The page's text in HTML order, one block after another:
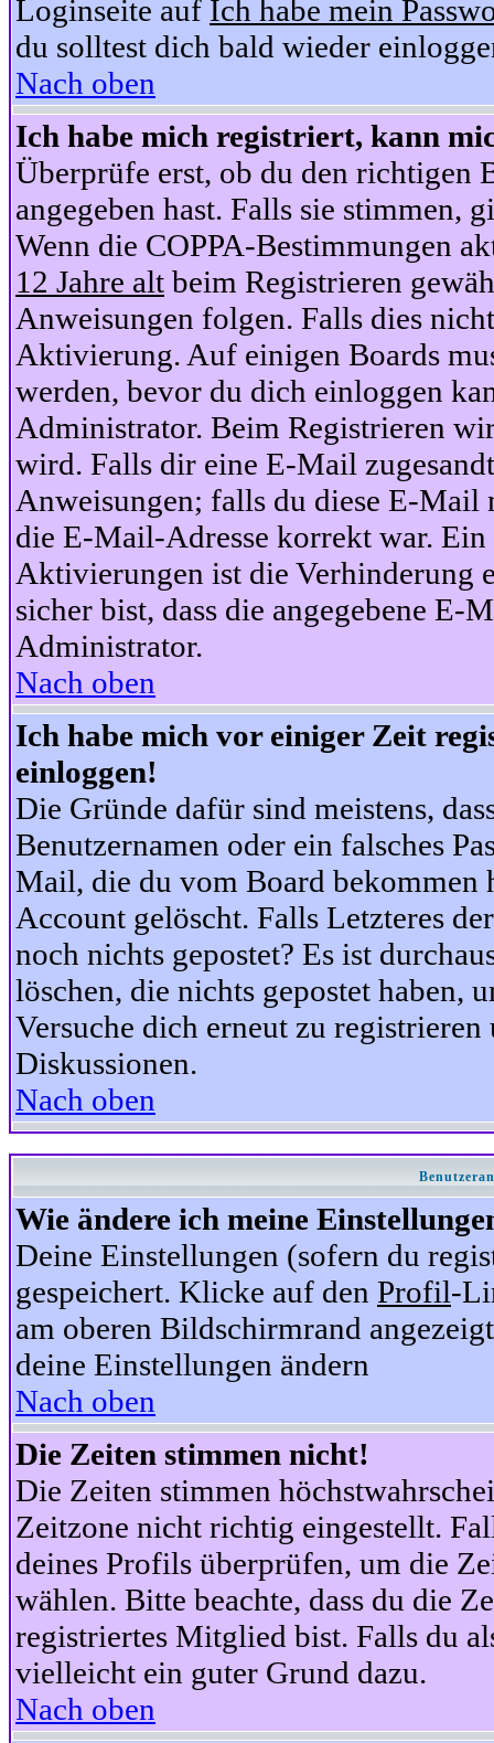
Loginseite auf Ich habe mein
du solltest dich bald wieder
Nach oben
Ich habe mich registriert, kann
Überprüfe erst, ob du den richtigen
angegeben hast. Falls sie stimmen,
Wenn die COPPA-Bestimmungen
12 Jahre alt beim Registrieren
Anweisungen folgen. Falls dies
Aktivierung. Auf einigen Boards
werden, bevor du dich einloggen
Administrator. Beim Registrieren
wird. Falls dir eine E-Mail
Anweisungen; falls du diese E-Mail
die E-Mail-Adresse korrekt war.
Aktivierungen ist die Verhinderung
sicher bist, dass die angegebene
Administrator.
Nach oben
Ich habe mich vor einiger Zeit
einloggen!
Die Gründe dafür sind meistens,
Benutzernamen oder ein falsches
Mail, die du vom Board bekommen
Account gelöscht. Falls Letzteres
noch nichts gepostet? Es ist
löschen, die nichts gepostet haben,
Versuche dich erneut zu
Diskussionen.
Nach oben
Wie ändere ich meine
Deine Einstellungen (sofern du
gespeichert. Klicke auf den Profil-
am oberen Bildschirmrand
deine Einstellungen ändern
Nach oben
Die Zeiten stimmen nicht!
Die Zeiten stimmen
Zeitzone nicht richtig eingestellt.
deines Profils überprüfen, um die
wählen. Bitte beachte, dass du die
registriertes Mitglied bist. Falls du
vielleicht ein guter Grund dazu.
Nach oben